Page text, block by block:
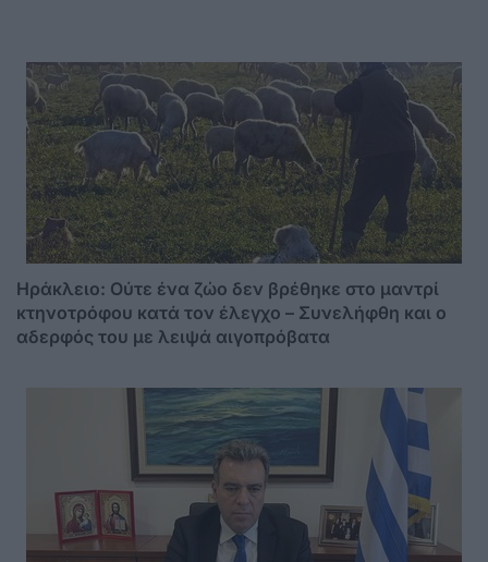
Ηράκλειο: Ούτε ένα ζώο δεν βρέθηκε στο μαντρί
κτηνοτρόφου κατά τον έλεγχο – Συνελήφθη και ο
αδερφός του με λειψά αιγοπρόβατα